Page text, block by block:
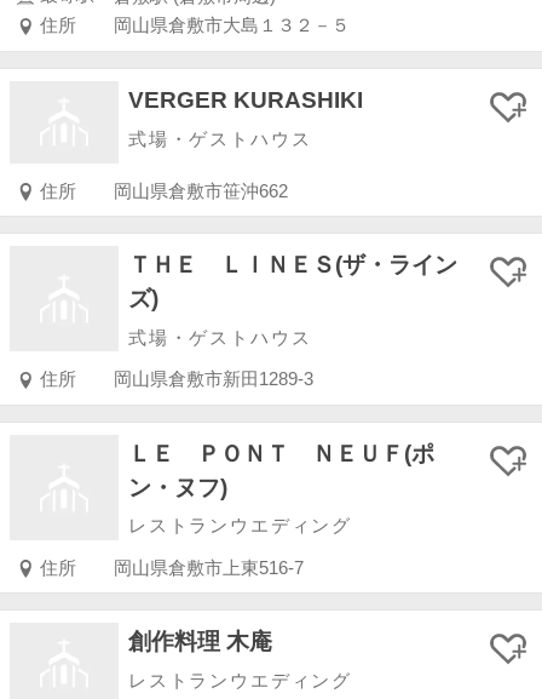
住所
岡山県倉敷市大島１３２－５
VERGER KURASHIKI
式場・ゲストハウス
住所 岡山県倉敷市笹沖662
ＴＨＥ ＬＩＮＥＳ(ザ・ライン
ズ)
式場・ゲストハウス
住所 岡山県倉敷市新田1289-3
ＬＥ ＰＯＮＴ ＮＥＵＦ(ポ
ン・ヌフ)
レストランウエディング
住所 岡山県倉敷市上東516-7
創作料理 木庵
レストランウエディング